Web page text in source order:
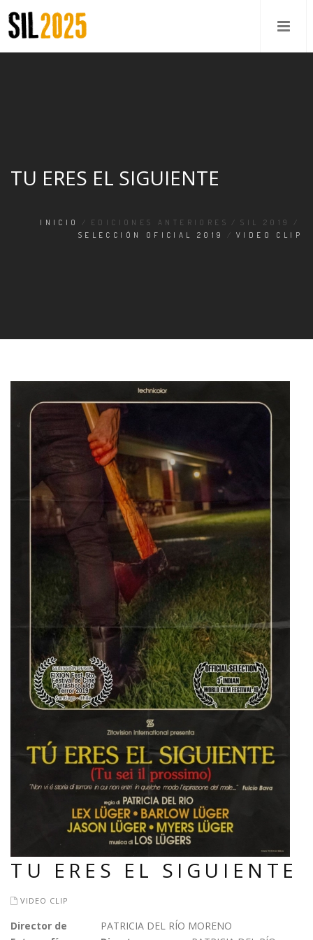
TU ERES EL SIGUIENTE
INICIO / EDICIONES ANTERIORES / SIL 2019
/
SELECCIÓN OFICIAL 2019
/ VIDEO CLIP
TU ERES EL SIGUIENTE
VIDEO CLIP
Director de
PATRICIA DEL RÍO MORENO